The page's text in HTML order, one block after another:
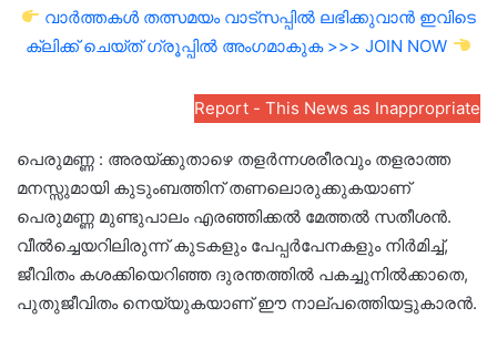
വാർത്തകൾ തത്സമയം വാട്സപ്പിൽ ലഭിക്കുവാൻ ഇവിടെ
ക്ലിക്ക് ചെയ്ത് ഗ്രൂപ്പിൽ അംഗമാകുക >>> JOIN NOW
Report - This News as Inappropriate
പെരുമണ്ണ : അരയ്ക്കുതാഴെ തളർന്നശരീരവും തളരാത്ത
മനസ്സുമായി കുടുംബത്തിന് തണലൊരുക്കുകയാണ്
പെരുമണ്ണ മുണ്ടുപാലം എരഞ്ഞിക്കൽ മേത്തൽ സതീശൻ.
വീൽച്ചെയറിലിരുന്ന് കുടകളും പേപ്പർപേനകളും നിർമിച്ച്,
ജീവിതം കശക്കിയെറിഞ്ഞ ദുരന്തത്തിൽ പകച്ചുനിൽക്കാതെ,
പുതുജീവിതം നെയ്യുകയാണ് ഈ നാല്പത്തിെയട്ടുകാരൻ.